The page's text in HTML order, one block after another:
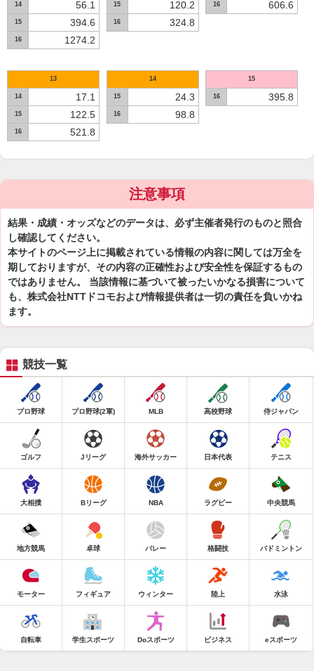
14 56.1
15 394.6
16 1274.2
15 120.2
16 324.8
16 606.6
13
14 17.1
15 122.5
16 521.8
14
15 24.3
16 98.8
15
16 395.8
注意事項
結果・成績・オッズなどのデータは、必ず主催者発行のものと照合
し確認してください。
本サイトのページ上に掲載されている情報の内容に関しては万全を
期しておりますが、その内容の正確性および安全性を保証するもの
ではありません。 当該情報に基づいて被ったいかなる損害について
も、株式会社NTTドコモおよび情報提供者は一切の責任を負いかね
ます。
競技一覧
プロ野球 プロ野球(2軍) MLB 高校野球 侍ジャパン
ゴルフ Jリーグ 海外サッカー 日本代表 テニス
大相撲 Bリーグ NBA ラグビー 中央競馬
地方競馬 卓球 バレー 格闘技 バドミントン
モーター フィギュア ウィンター 陸上 水泳
自転車 学生スポーツ Doスポーツ ビジネス eスポーツ